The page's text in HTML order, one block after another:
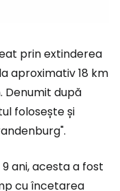
prin extinderea
aproximativ 18 km
Denumit după
folosește și
ani, acesta a fost
cu încetarea